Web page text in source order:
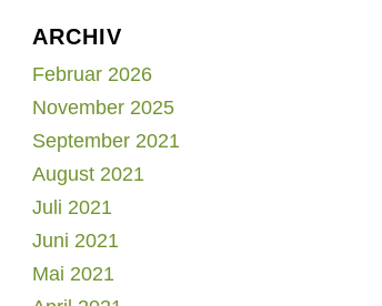
ARCHIV
Februar 2026
November 2025
September 2021
August 2021
Juli 2021
Juni 2021
Mai 2021